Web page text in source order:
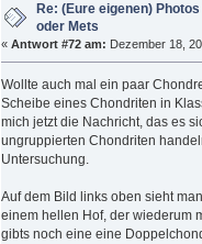
Re: (Eure eigenen)
oder Mets
« Antwort #72 am: Dezember 18,
Wollte auch mal ein paar
Scheibe eines Chondriten in
mich jetzt die Nachricht, das es
ungruppierten Chondriten
Untersuchung.
Auf dem Bild links oben sieht
einem hellen Hof, der wiederum
gibts noch eine eine